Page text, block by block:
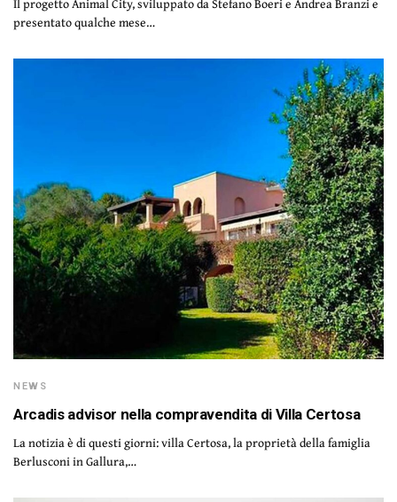
presentato qualche mese…
NEWS
Arcadis advisor nella compravendita di Villa Certosa
La notizia è di questi giorni: villa Certosa, la proprietà della famiglia
Berlusconi in Gallura,…